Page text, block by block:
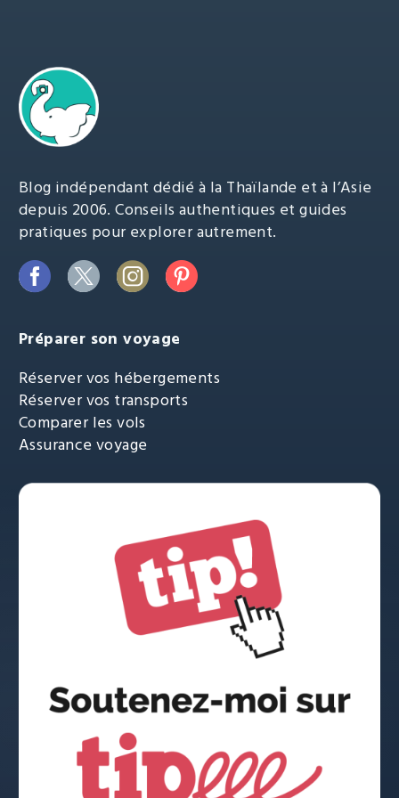
Blog indépendant dédié à la Thaïlande et à l’Asie
depuis 2006. Conseils authentiques et guides
pratiques pour explorer autrement.
Préparer son voyage
Réserver vos hébergements
Réserver vos transports
Comparer les vols
Assurance voyage